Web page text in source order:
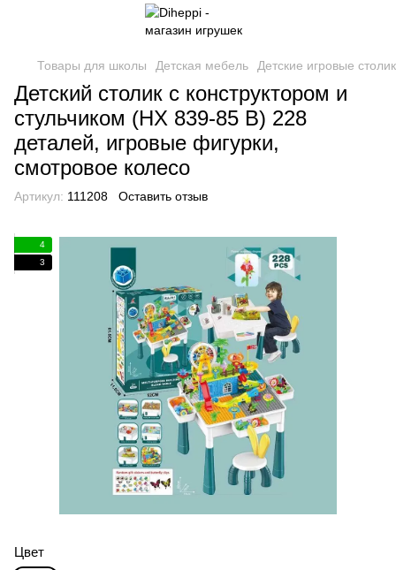
Товары для школы Детская мебель Детские игровые
Детский столик с конструктором и
стульчиком (HX 839-85 B) 228
деталей, игровые фигурки,
смотровое колесо
Артикул: 111208 Оставить отзыв
4
3
Цвет